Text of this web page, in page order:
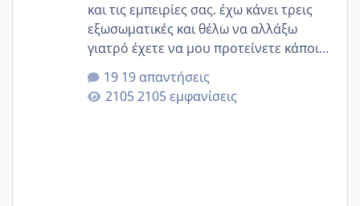
και τις εμπειρίες σας. έχω κάνει τρεις
εξωσωματικές και θέλω να αλλάξω
γιατρό έχετε να μου προτείνετε κάποιον
που μείνατε ευχαριστημένες και είχατε
επιιτυχία? έκανα στο υγεία με τον
ζερβομανωλάκη (δεν το εψαξε καθόλου
19 απαντήσεις
2105 εμφανίσεις